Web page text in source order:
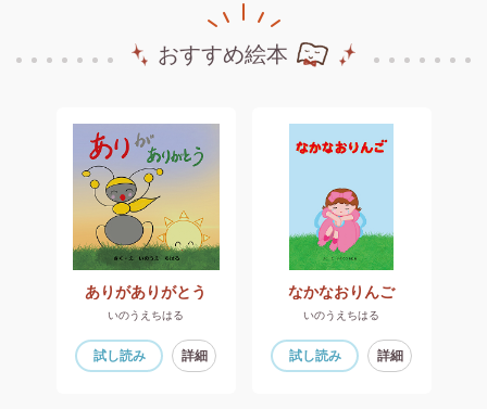
おすすめ絵本
ありがありがとう
いのうえちはる
試し読み 詳細
なかなおりんご
いのうえちはる
試し読み 詳細